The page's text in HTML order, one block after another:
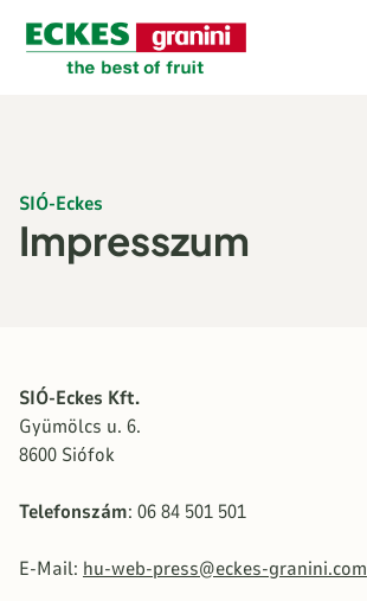
Ugrás a fő tartalomhoz
SIÓ-Eckes
Impresszum
SIÓ-Eckes Kft.
Gyümölcs u. 6.
8600 Siófok
Telefonszám: 06 84 501 501
E-Mail: hu-web-press@eckes-granini.com